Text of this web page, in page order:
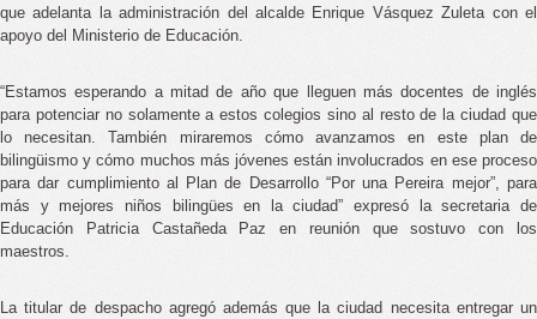
que adelanta la administración del alcalde Enrique Vásquez Zuleta con el
apoyo del Ministerio de Educación.
“Estamos esperando a mitad de año que lleguen más docentes de inglés
para potenciar no solamente a estos colegios sino al resto de la ciudad que
lo necesitan. También miraremos cómo avanzamos en este plan de
bilingüismo y cómo muchos más jóvenes están involucrados en ese proceso
para dar cumplimiento al Plan de Desarrollo “Por una Pereira mejor”, para
más y mejores niños bilingües en la ciudad” expresó la secretaria de
Educación Patricia Castañeda Paz en reunión que sostuvo con los
maestros.
La titular de despacho agregó además que la ciudad necesita entregar un